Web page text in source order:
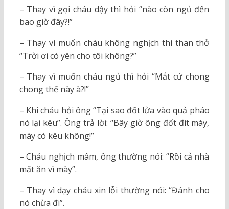
– Thay vì gọi cháu dậy thì hỏi “nào còn ngủ đến
bao giờ đây?!”
– Thay vì muốn cháu không nghịch thì than thở
“Trời ơi có yên cho tôi không?”
– Thay vì muốn cháu ngủ thì hỏi “Mắt cứ chong
chong thế này à?!”
– Khi cháu hỏi ông “Tại sao đốt lửa vào quả pháo
nó lại kêu”. Ông trả lời: “Bây giờ ông đốt đít mày,
mày có kêu không!”
– Cháu nghịch mâm, ông thường nói: “Rồi cả nhà
mất ăn vì mày”.
– Thay vì dạy cháu xin lỗi thường nói: “Đánh cho
nó chừa đi”.